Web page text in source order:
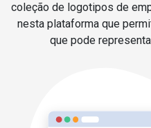
coleção de logotipos de
nesta plataforma que
que pode